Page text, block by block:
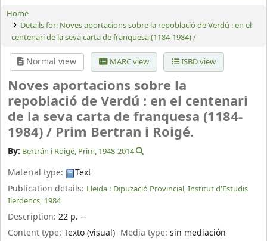
Home
Details for: Noves aportacions sobre la repoblació de Verdú : en el
centenari de la seva carta de franquesa (1184-1984) /
Normal view MARC view ISBD view
Noves aportacions sobre la
repoblació de Verdú : en el centenari
de la seva carta de franquesa (1184-
1984) / Prim Bertran i Roigé.
By: Bertrán i Roigé, Prim, 1948-2014
Material type:
Text
Publication details: Lleida : Dipuzació Provincial, Institut d'Estudis
Ilerdencs, 1984
Description: 22 p. --
Content type: Texto (visual) Media type:sin mediación